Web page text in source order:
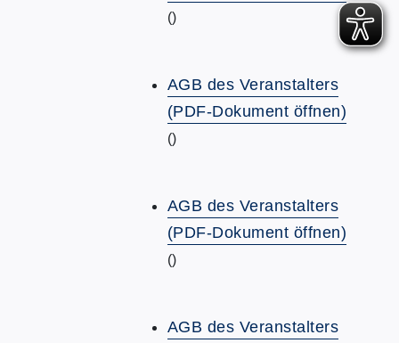
()
AGB des Veranstalters
(PDF-Dokument öffnen)
()
AGB des Veranstalters
(PDF-Dokument öffnen)
()
AGB des Veranstalters